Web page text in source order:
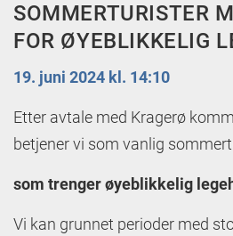
SOMMERTURISTER
FOR ØYEBLIKKELIG
19. juni 2024 kl. 14:10
Etter avtale med Kragerø
betjener vi som vanlig
som trenger øyeblikkelig
Vi kan grunnet perioder med